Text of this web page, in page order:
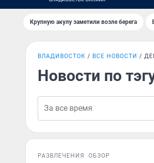
Крупную акулу заметили возле берега
ВЛАДИВОСТОК ВСЕ НОВОСТИ
Новости по
РАЗВЛЕЧЕНИЯ ОБЗОР